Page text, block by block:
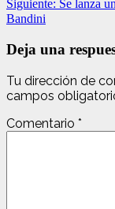
Siguiente: Se lanza
Bandini
Deja una
Tu dirección de
campos
Comentario *